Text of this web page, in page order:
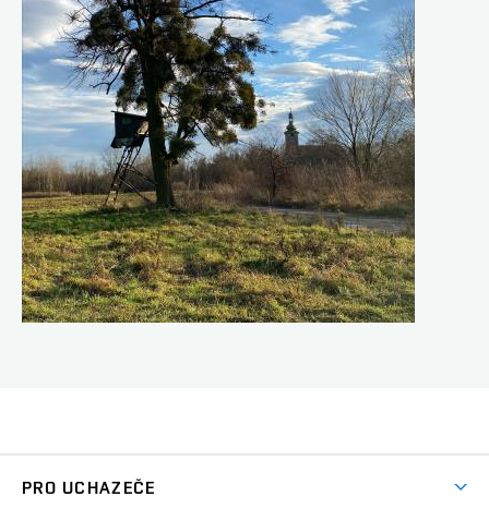
PRO UCHAZEČE